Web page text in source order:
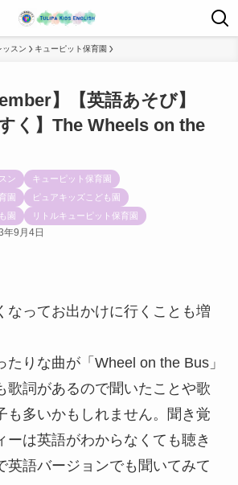
ッスン キューピット保育園
】【英語あそび】
すく】The Wheels on the
ン
キューピット保育園
園
ピュアキッズこども園
園
リトルキューピット保育園
年9月4日
なってお出かけに行くことも増
たりな曲が「Wheel on the Bus」
歌詞があるので聞いたことや歌
も多いかもしれません。聞き覚
ーは英語がわからなくても聴き
英語バージョンでも聞いてみて